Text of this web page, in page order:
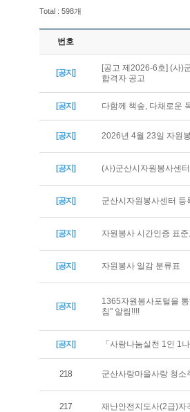
Total : 598개
번호
[공지]
[공고 제2026-6호] (사)
합격자 공고
[공지] 다함께 책숲, 다채로운
[공지] 2026년 4월 23일 자원
[공지] (사)군산시자원봉사센
[공지] 군산시자원봉사센터 등
[공지] 자원봉사 시간인증 표
[공지] 자원봉사 일감 분류표
[공지]
1365자원봉사포털을
침" 알림!!!!
[공지] 「사랑나눔실천 1인 1
218 군산사랑마을사랑 청
217 재난안전지도사(2급)자